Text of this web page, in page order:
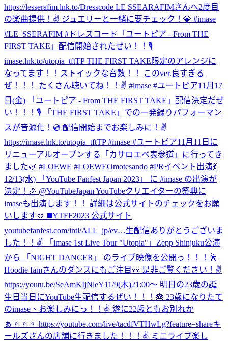
https://lesserafim.lnk.to/Dresscode LE SSEARAFIMさんへ2度目
の楽曲提供！✌️ ジュエリーと一緒に要チェック！💎 #imase
#LE_SSERAFIM #ドレスコード
「ユートピア - From THE
FIRST TAKE」配信開始されたぜい！！🎙
imase.lnk.to/utopia_tftTP THE FIRST TAKE限定のアレンジに
なってます！！ストイックな音数！！ このver.良すぎる
ぜ！！！ たくさん聴いてね！！✌️ #imase #ユートピア11月17
日(金) 「ユートピア - From THE FIRST TAKE」配信決定だぜ
い！！！🎙 「THE FIRST TAKE」での一発録りパフォーマン
スが音源化！💿 配信開始までお楽しみに！✌️
https://imase.lnk.to/utopia_tftTP #imase #ユートピア11月11日に
リニューアルオープンする「カサロエベ表参道」に行ってき
ました🌿 #LOEWE #LOEWEOmotesando #PRイベント出演💃
12/13(水) 「YouTube Fanfest Japan 2023」 に #imase の出演が
決定！🎉 @YouTubeJapan YouTubeクリエイターの祭典に
imaseも出演します！！ 詳細は公式サイトのチェックをお願
いします🫶 ◼️YTFF2023 公式サイト
youtubefanfest.com/intl/ALL_jp/ev…生配信ありがとうございま
した！！✌️ 「imase 1st Live Tour "Utopia"」Zepp Shinjuku公演
から 「NIGHT DANCER」 のライブ映像を公開っ！！！🕺
Hoodie famさんのダンスにもご注目👀 是非ご覧ください！✌️
https://youtu.be/SeAmKIjNleY11/9(木)21:00〜 明日の23歳の誕
生日当日にYouTube生配信するぜい！！！🎂 23歳になりたて
のimase、お楽しみにっ！！✌️ 遂に22歳ともお別れか
ぁ。。。 https://youtube.com/live/tacdfVTHwLg?feature=shareキ
ールズさんの店舗に行きました！！！✌️ ミニライブ楽し